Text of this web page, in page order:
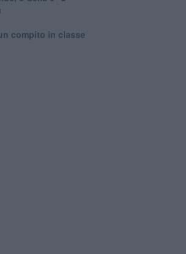
compito in classe